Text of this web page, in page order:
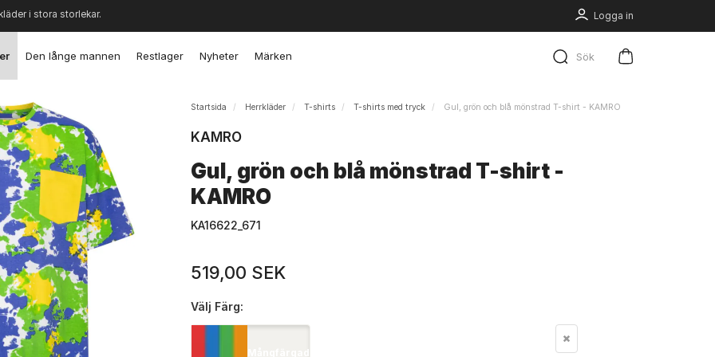
Logga in
i stora storlekar.
Sök
Den långe mannen Restlager Nyheter Märken
Startsida Herrkläder T-shirts T-shirts med tryck Gul, grön och blå mönstrad T-shirt - KAMRO
KAMRO
Gul, grön och blå mönstrad T-shirt -
KAMRO
KA16622_671
519,00 SEK
Välj Färg:
Mångfärgad